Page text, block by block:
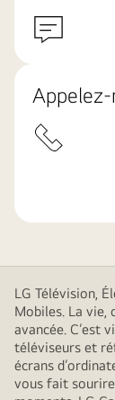
LG Télévision,
Mobiles. La vie,
avancée. C’est
téléviseurs et
écrans
vous fait